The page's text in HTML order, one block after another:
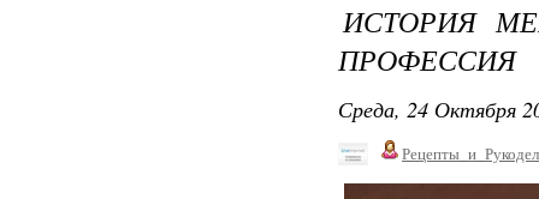
ИСТОРИЯ
ПРОФЕССИЯ
Среда, 24 Октября